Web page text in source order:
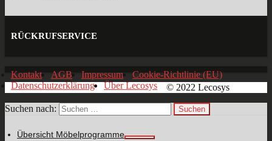
RÜCKRUFSERVICE
Kontakt AGB Impressum
Cookie-Richtlinie (EU)
Datenschutzerklärung
Über Lecosys © 2022 Lecosys
Suchen nach:
Übersicht Möbelprogramme